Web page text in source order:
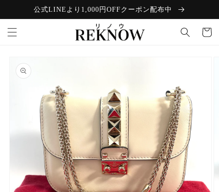
コンテン公式LINEより1,000円OFFクーポン配布中
カ
ー
にスキッ
プ